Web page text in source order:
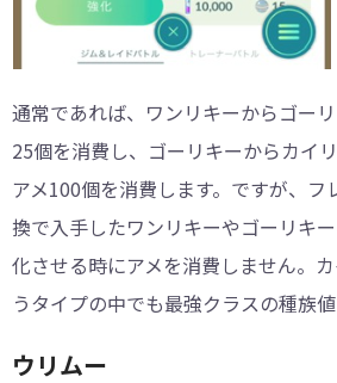
通常であれば、ワンリキーからゴー
25個を消費し、ゴーリキーからカイ
アメ100個を消費します。ですが、フ
換で入手したワンリキーやゴーリキ
化させる時にアメを消費しません。
うタイプの中でも最強クラスの種族値
ウリムー